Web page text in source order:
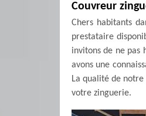
Couvreur
Chers habitants
prestataire
invitons de ne pas
avons une
La qualité de
votre zinguerie.